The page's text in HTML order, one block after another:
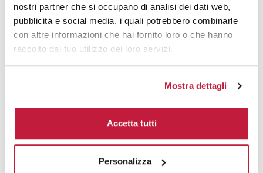
nostri partner che si occupano di analisi dei dati web,
pubblicità e social media, i quali potrebbero combinarle
con altre informazioni che hai fornito loro o che hanno
raccolto dal tuo utilizzo dei loro servizi.
Mostra dettagli
Accetta tutti
Personalizza
Prodotti alternativi